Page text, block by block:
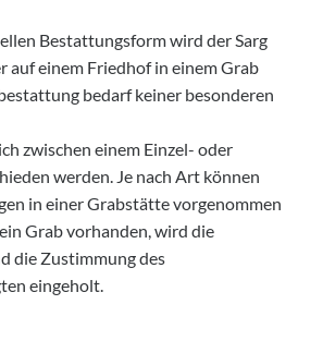
Bestattungsform wird der Sarg
auf einem Friedhof in einem Grab
bedarf keiner besonderen
zwischen einem Einzel- oder
werden. Je nach Art können
in einer Grabstätte vorgenommen
Grab vorhanden, wird die
die Zustimmung des
eingeholt.